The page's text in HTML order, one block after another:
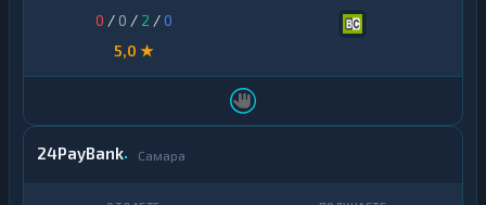
0 / 0 / 2 /0
5,0 ★
24PayBank Самара